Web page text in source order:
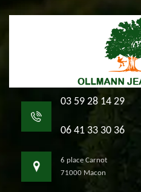
03 59 28 14 29
06 41 33 30 36
6 place Carnot
71000 Macon